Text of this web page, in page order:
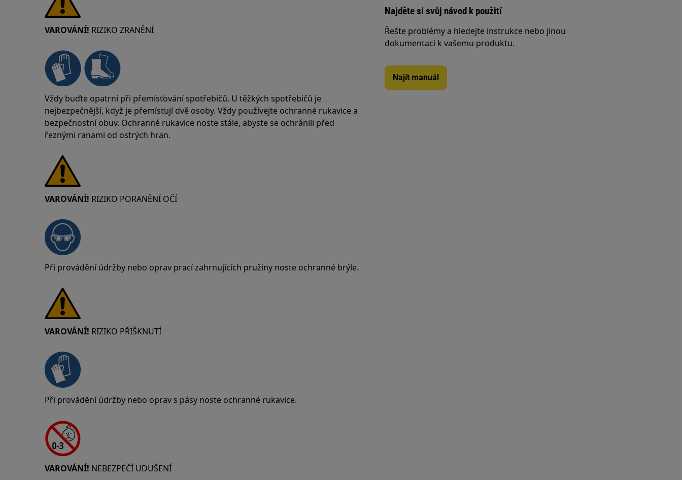
VAROVÁNÍ! RIZIKO ZRANĚNÍ
Vždy buďte opatrní při přemísťování spotřebičů. U těžkých spotřebičů je
nejbezpečnější, když je přemísťují dvě osoby. Vždy používejte ochranné rukavice a
bezpečnostní obuv. Ochranné rukavice noste stále, abyste se ochránili před
řeznými ranami od ostrých hran.
VAROVÁNÍ! RIZIKO PORANĚNÍ OČÍ
Při provádění údržby nebo oprav prací zahrnujících pružiny noste ochranné brýle.
VAROVÁNÍ! RIZIKO PŘIŠKNUTÍ
Při provádění údržby nebo oprav s pásy noste ochranné rukavice.
VAROVÁNÍ! NEBEZPEČÍ UDUŠENÍ
Najděte si svůj návod k použití
Řešte problémy a hledejte instrukce nebo jinou
dokumentaci k vašemu produktu.
Najít manuál